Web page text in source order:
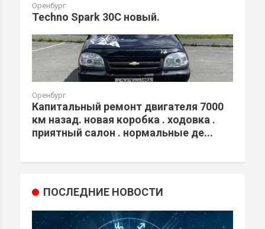
Оренбург
Techno Spark 30C новый.
Оренбург
Капитальный ремонт двигателя 7000
км назад. новая коробка . ходовка .
приятный салон . нормальные де...
ПОСЛЕДНИЕ НОВОСТИ